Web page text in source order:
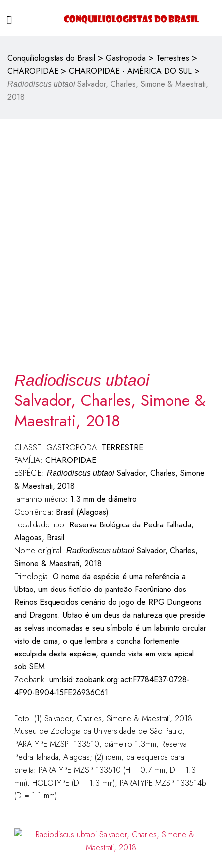
Conquiliologistas do Brasil > Gastropoda > Terrestres >
CHAROPIDAE > CHAROPIDAE - AMÉRICA DO SUL >
Radiodiscus ubtaoi Salvador, Charles, Simone & Maestrati,
2018
Radiodiscus ubtaoi
Salvador, Charles, Simone &
Maestrati, 2018
CLASSE: GASTROPODA: TERRESTRE
FAMÍLIA: CHAROPIDAE
ESPÉCIE: Radiodiscus ubtaoiSalvador, Charles, Simone
& Maestrati, 2018
Tamanho médio: 1.3 mm de diâmetro
Ocorrência: Brasil (Alagoas)
Localidade tipo: Reserva Biológica da Pedra Talhada,
Alagoas, Brasil
Nome original: Radiodiscus ubtaoiSalvador, Charles,
Simone & Maestrati, 2018
Etimologia: O nome da espécie é uma referência a
Ubtao, um deus fictício do panteão Faerûniano dos
Reinos Esquecidos cenário do jogo de RPG Dungeons
and Dragons. Ubtao é um deus da natureza que preside
as selvas indomadas e seu símbolo é um labirinto circular
visto de cima, o que lembra a concha fortemente
esculpida desta espécie, quando vista em vista apical
sob SEM
Zoobank: urn:lsid:zoobank.org:act:F7784E37-0728-
4F90-B904-15FE26936C61
Foto: (1) Salvador, Charles, Simone & Maestrati, 2018:
Museu de Zoologia da Universidade de São Paulo,
PARATYPE MZSP 133510, diâmetro 1.3mm, Reserva
Pedra Talhada, Alagoas; (2) idem, da esquerda para
direita: PARATYPE MZSP 133510 (H = 0.7 mm, D = 1.3
mm), HOLOTYPE (D = 1.3 mm), PARATYPE MZSP 133514b
(D = 1.1 mm)